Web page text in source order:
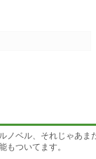
ノベル、それじゃあ
もついてます。